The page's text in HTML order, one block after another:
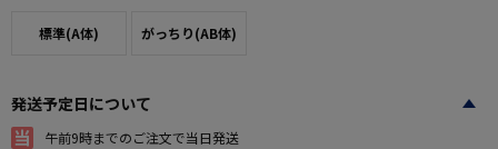
標準(A体) がっちり(AB体)
発送予定日について
午前9時までのご注文で当日発送